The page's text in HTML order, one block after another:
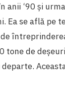
anii ‘90 și
Ea se află
tone de